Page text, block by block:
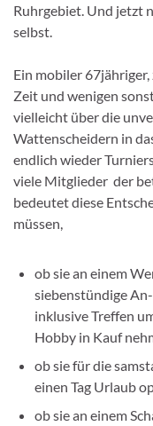
Ruhrgebiet. Und jetzt
selbst.
Ein mobiler
Zeit und wenigen
vielleicht über die
Wattenscheidern in
endlich wieder
viele Mitglieder der
bedeutet diese
müssen,
ob sie an einem
siebenstündige
inklusive Treffen
Hobby in Kauf
ob sie für die
einen Tag Urlaub
ob sie an einem